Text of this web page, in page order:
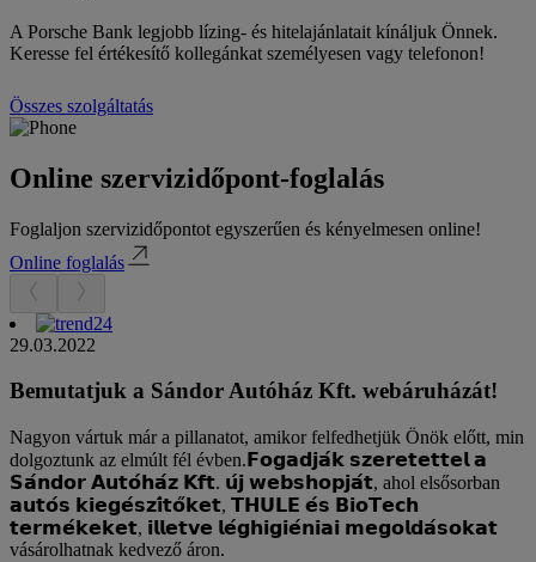
A Porsche Bank legjobb lízing- és hitelajánlatait kínáljuk Önnek.
Keresse fel értékesítő kollegánkat személyesen vagy telefonon!
Összes szolgáltatás
Online szervizidőpont-foglalás
Foglaljon szervizidőpontot egyszerűen és kényelmesen online!
Online foglalás
29.03.2022
Bemutatjuk a Sándor Autóház Kft. webáruházát!
Nagyon vártuk már a pillanatot, amikor felfedhetjük Önök előtt, min
dolgoztunk az elmúlt fél évben.𝗙𝗼𝗴𝗮𝗱𝗷𝗮́𝗸 𝘀𝘇𝗲𝗿𝗲𝘁𝗲𝘁𝘁𝗲𝗹 𝗮
𝗦𝗮́𝗻𝗱𝗼𝗿 𝗔𝘂𝘁𝗼́𝗵𝗮́𝘇 𝗞𝗳𝘁. 𝘂́𝗷 𝘄𝗲𝗯𝘀𝗵𝗼𝗽𝗷𝗮́𝘁, ahol elsősorban
𝗮𝘂𝘁𝗼́𝘀 𝗸𝗶𝗲𝗴𝗲́𝘀𝘇𝗶́𝘁𝗼̋𝗸𝗲𝘁, 𝗧𝗛𝗨𝗟𝗘 𝗲́𝘀 𝗕𝗶𝗼𝗧𝗲𝗰𝗵
𝘁𝗲𝗿𝗺𝗲́𝗸𝗲𝗸𝗲𝘁, 𝗶𝗹𝗹𝗲𝘁𝘃𝗲 𝗹𝗲́𝗴𝗵𝗶𝗴𝗶𝗲́𝗻𝗶𝗮𝗶 𝗺𝗲𝗴𝗼𝗹𝗱𝗮́𝘀𝗼𝗸𝗮𝘁
vásárolhatnak kedvező áron.